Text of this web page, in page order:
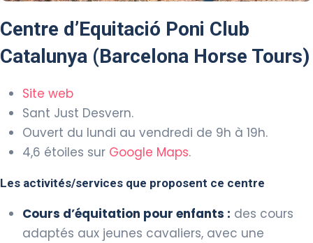
Centre d’Equitació Poni Club
Catalunya (Barcelona Horse Tours)
Site web
Sant Just Desvern.
Ouvert du lundi au vendredi de 9h à 19h.
4,6 étoiles sur Google Maps.
Les activités/services que proposent ce centre
Cours d’équitation pour enfants : des cours
adaptés aux jeunes cavaliers, avec une